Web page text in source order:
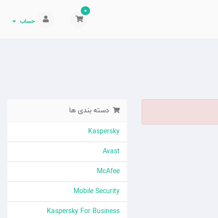
0
حساب
دسته بندی ها
Kaspersky
Avast
McAfee
Mobile Security
Kaspersky For Business